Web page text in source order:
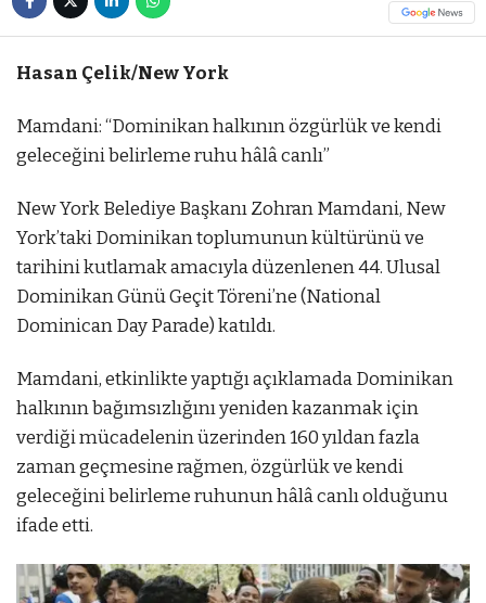
Hasan Çelik/New York
Mamdani: “Dominikan halkının özgürlük ve kendi
geleceğini belirleme ruhu hâlâ canlı”
New York Belediye Başkanı Zohran Mamdani, New
York’taki Dominikan toplumunun kültürünü ve
tarihini kutlamak amacıyla düzenlenen 44. Ulusal
Dominikan Günü Geçit Töreni’ne (National
Dominican Day Parade) katıldı.
Mamdani, etkinlikte yaptığı açıklamada Dominikan
halkının bağımsızlığını yeniden kazanmak için
verdiği mücadelenin üzerinden 160 yıldan fazla
zaman geçmesine rağmen, özgürlük ve kendi
geleceğini belirleme ruhunun hâlâ canlı olduğunu
ifade etti.